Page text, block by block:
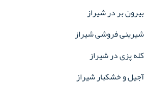
بیرون بر در شیراز
شیرینی فروشی شیراز
کله پزی در شیراز
آجیل و خشکبار شیراز